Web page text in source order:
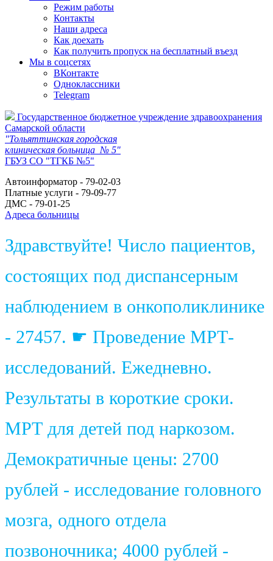
Режим работы
Контакты
Наши адреса
Как доехать
Как получить пропуск на бесплатный въезд
Мы в соцсетях
ВКонтакте
Одноклассники
Telegram
Государственное бюджетное учреждение здравоохранения
Самарской области
"Тольяттинская городская
клиническая больница № 5"
ГБУЗ СО "ТГКБ №5"
Автоинформатор - 79-02-03
Платные услуги - 79-09-77
ДМС - 79-01-25
Адреса больницы
Здравствуйте! Число пациентов,
состоящих под диспансерным
наблюдением в онкополиклинике
- 27457. ☛ Проведение МРТ-
исследований. Ежедневно.
Результаты в короткие сроки.
МРТ для детей под наркозом.
Демократичные цены: 2700
рублей - исследование головного
мозга, одного отдела
позвоночника; 4000 рублей -